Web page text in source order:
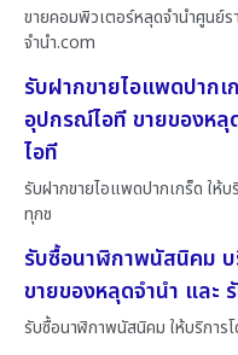
ขายคอมพิวเตอร์หลุดจำนำศูนย์
จํานํา.com
รับฝากขายไอแพดปากเ
อุปกรณ์ไอที ขายของห
ไอที
รับฝากขายไอแพดปากเกร็ด ให้
ทุกช
รับซื้อนาฬิกาพนัสนิคม
ขายของหลุดจำนำ และ
รับซื้อนาฬิกาพนัสนิคม ให้บริการ